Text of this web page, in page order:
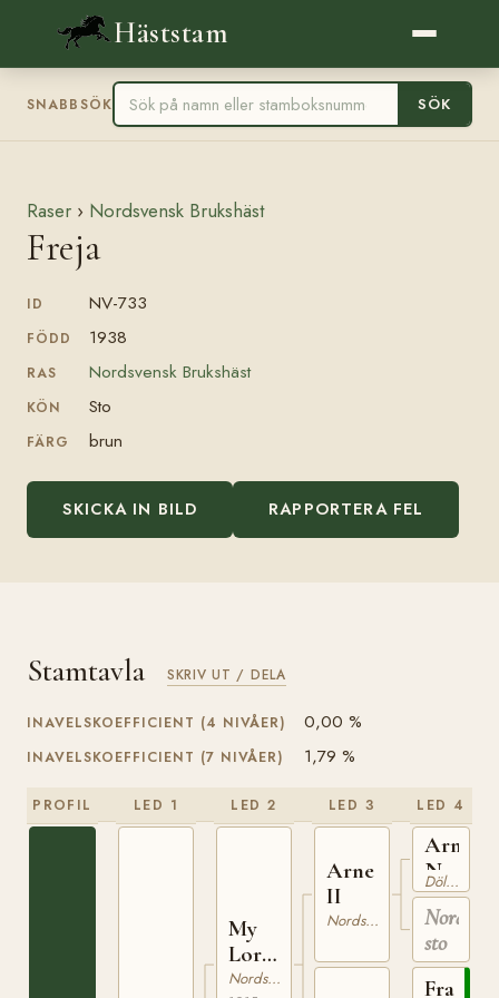
Häststam
SNABBSÖK SÖK
Raser › Nordsvensk Brukshäst
Freja
ID NV-733
FÖDD 1938
RAS Nordsvensk Brukshäst
KÖN Sto
FÄRG brun
SKICKA IN BILD RAPPORTERA FEL
Stamtavla SKRIV UT / DELA
INAVELSKOEFFICIENT (4 NIVÅER) 0,00 %
INAVELSKOEFFICIENT (7 NIVÅER) 1,79 %
PROFIL LED 1 LED 2
My
Lord
522 Nordsvensk Brukshäst
LED 3
Arne
II
Nordsvensk Brukshäst
LED 4
Arne
N
442
Dölehäst
sto
Fram